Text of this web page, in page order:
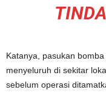
Katanya, pasukan
menyeluruh di sekitar
sebelum operasi